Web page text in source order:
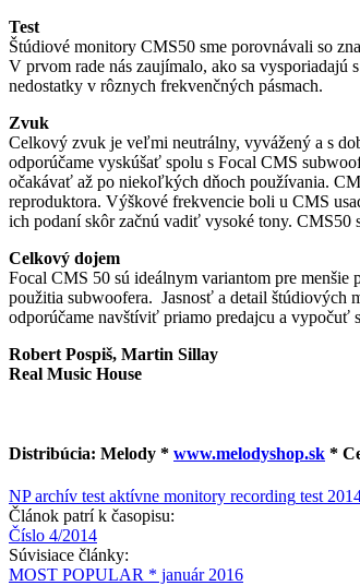
Test
Štúdiové monitory CMS50 sme porovnávali so
V prvom rade nás zaujímalo, ako sa
nedostatky v rôznych frekvenčných pásmach.
Zvuk
Celkový zvuk je veľmi neutrálny, vyvážený a s
odporúčame vyskúšať spolu s Focal CMS
očakávať až po niekoľkých dňoch používania.
reproduktora. Výškové frekvencie boli u CMS
ich podaní skôr začnú vadiť vysoké tony. CMS50
Celkový dojem
Focal CMS 50 sú ideálnym variantom pre menšie
použitia subwoofera. Jasnosť a detail štúdiových
odporúčame navštíviť priamo predajcu a vypočuť
Robert Pospiš, Martin Sillay
Real Music House
Distribúcia: Melody * www.melodyshop.sk *
NP archív test aktívne monitory recording test
Článok patrí k časopisu:
Číslo 4/2014
Súvisiace články:
MOST POPULAR * január 2016